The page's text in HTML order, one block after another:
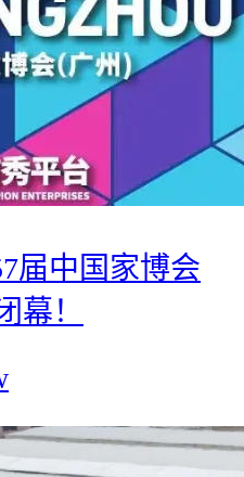
届中国家博会
幕！